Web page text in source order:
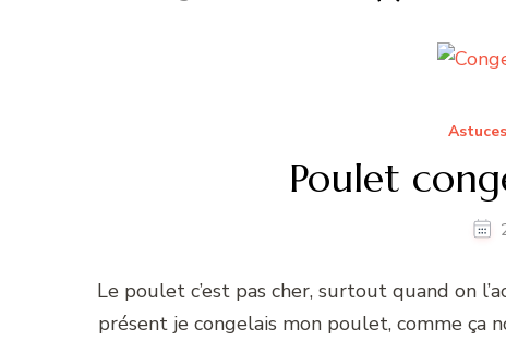
Poulet
Le poulet c’est pas cher, surtout quand on
présent je congelais mon poulet, comme ça